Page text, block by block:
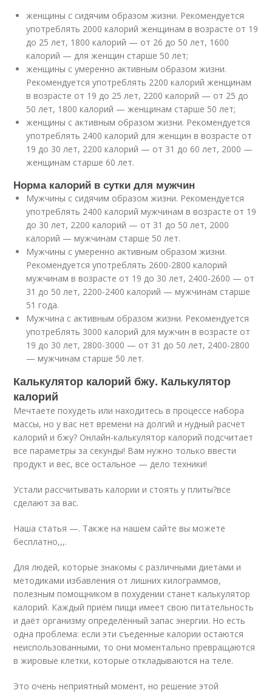
женщины с сидячим образом жизни. Рекомендуется
употреблять 2000 калорий женщинам в возрасте от 19
до 25 лет, 1800 калорий — от 26 до 50 лет, 1600
калорий — для женщин старше 50 лет;
женщины с умеренно активным образом жизни.
Рекомендуется употреблять 2200 калорий женщинам
в возрасте от 19 до 25 лет, 2200 калорий — от 25 до
50 лет, 1800 калорий — женщинам старше 50 лет;
женщины с активным образом жизни. Рекомендуется
употреблять 2400 калорий для женщин в возрасте от
19 до 30 лет, 2200 калорий — от 31 до 60 лет, 2000 —
женщинам старше 60 лет.
Норма калорий в сутки для мужчин
Мужчины с сидячим образом жизни. Рекомендуется
употреблять 2400 калорий мужчинам в возрасте от 19
до 30 лет, 2200 калорий — от 31 до 50 лет, 2000
калорий — мужчинам старше 50 лет.
Мужчины с умеренно активным образом жизни.
Рекомендуется употреблять 2600-2800 калорий
мужчинам в возрасте от 19 до 30 лет, 2400-2600 — от
31 до 50 лет, 2200-2400 калорий — мужчинам старше
51 года.
Мужчина с активным образом жизни. Рекомендуется
употреблять 3000 калорий для мужчин в возрасте от
19 до 30 лет, 2800-3000 — от 31 до 50 лет, 2400-2800
— мужчинам старше 50 лет.
Калькулятор калорий бжу. Калькулятор
калорий
Мечтаете похудеть или находитесь в процессе набора
массы, но у вас нет времени на долгий и нудный расчет
калорий и бжу? Онлайн-калькулятор калорий подсчитает
все параметры за секунды! Вам нужно только ввести
продукт и вес, все остальное — дело техники!
Устали рассчитывать калории и стоять у плиты?все
сделают за вас.
Наша статья —. Также на нашем сайте вы можете
бесплатно,,,.
Для людей, которые знакомы с различными диетами и
методиками избавления от лишних килограммов,
полезным помощником в похудении станет калькулятор
калорий. Каждый приём пищи имеет свою питательность
и даёт организму определённый запас энергии. Но есть
одна проблема: если эти съеденные калории остаются
неиспользованными, то они моментально превращаются
в жировые клетки, которые откладываются на теле.
Это очень неприятный момент, но решение этой